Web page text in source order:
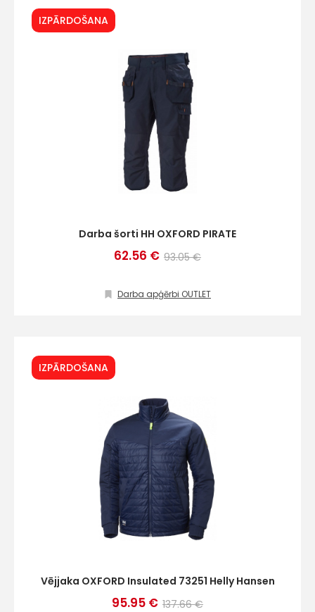
IZPĀRDOŠANA
Darba šorti HH OXFORD PIRATE
62.56 € 93.05 €
Darba apģērbi OUTLET
IZPĀRDOŠANA
Vējjaka OXFORD Insulated 73251 Helly Hansen
95.95 € 137.66 €
Sazinies
ar
mums!
Atbildēsim
pēc
E-pasts
Kontakttālrunis
+